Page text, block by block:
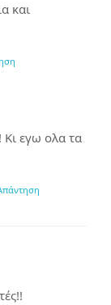
και
εγω ολα τα